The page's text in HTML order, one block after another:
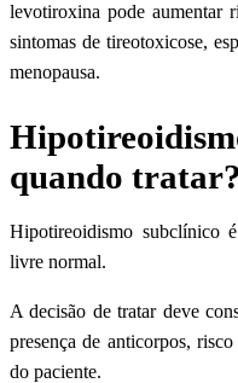
levotiroxina pode aumentar
sintomas de tireotoxicose,
menopausa.
quando tratar?
Hipotireoidismo subclínico
livre normal.
A decisão de tratar deve
presença de anticorpos,
do paciente.